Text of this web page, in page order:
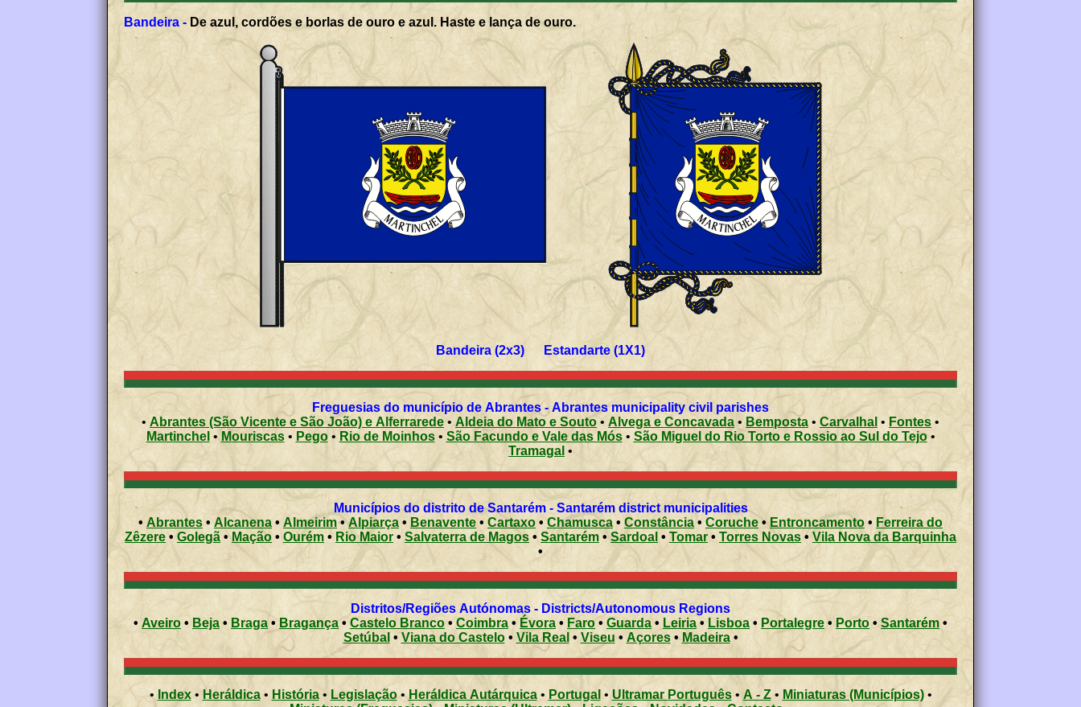
Bandeira - De azul, cordões e borlas de ouro e azul. Haste e lança de ouro.
Bandeira (2x3) Estandarte (1X1)
Freguesias do município de Abrantes - Abrantes municipality civil parishes
• Abrantes (São Vicente e São João) e Alferrarede •Aldeia do Mato e Souto • Alvega e Concavada • Bemposta • Carvalhal • Fontes •
Martinchel • Mouriscas• Pego• Rio de Moinhos• São Facundo e Vale das Mós• São Miguel do Rio Torto e Rossio ao Sul do Tejo•
Tramagal •
Municípios do distrito de Santarém - Santarém district municipalities
• Abrantes • Alcanena • Almeirim•Alpiarça • Benavente • Cartaxo •Chamusca • Constância•Coruche• Entroncamento • Ferreira do
Zêzere• Golegã •Mação • Ourém • Rio Maior • Salvaterra de Magos • Santarém • Sardoal • Tomar • Torres Novas • Vila Nova da Barquinha
•
Distritos/Regiões Autónomas - Districts/Autonomous Regions
• Aveiro • Beja • Braga • Bragança•Castelo Branco • Coimbra • Évora • Faro• Guarda • Leiria • Lisboa• Portalegre • Porto • Santarém •
Setúbal •Viana do Castelo• Vila Real • Viseu • Açores• Madeira•
• Index• Heráldica• História • Legislação •Heráldica Autárquica• Portugal • Ultramar Português• A - Z• Miniaturas (Municípios)•